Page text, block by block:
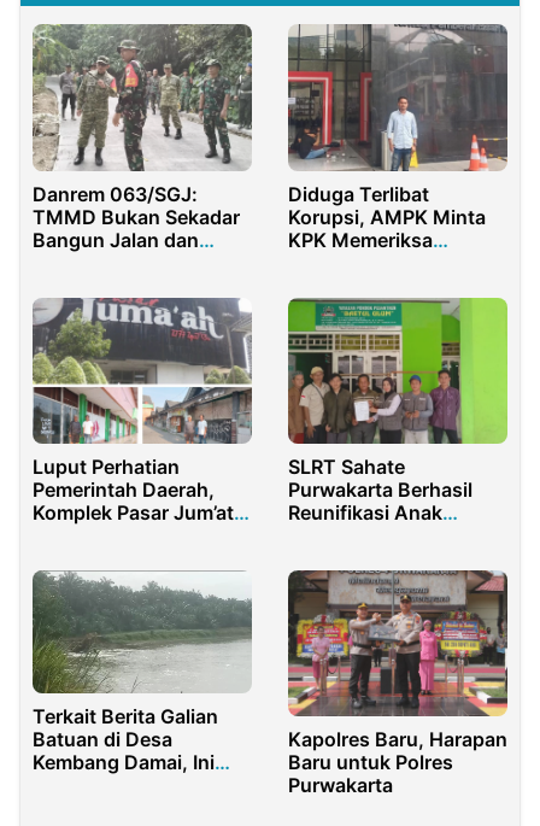
Danrem 063/SGJ:
TMMD Bukan Sekadar
Bangun Jalan dan
Diduga Terlibat
Korupsi, AMPK Minta
KPK Memeriksa
Luput Perhatian
Pemerintah Daerah,
Komplek Pasar Jum’at
SLRT Sahate
Purwakarta Berhasil
Reunifikasi Anak
Terkait Berita Galian
Batuan di Desa
Kembang Damai, Ini
Kapolres Baru, Harapan
Baru untuk Polres
Purwakarta